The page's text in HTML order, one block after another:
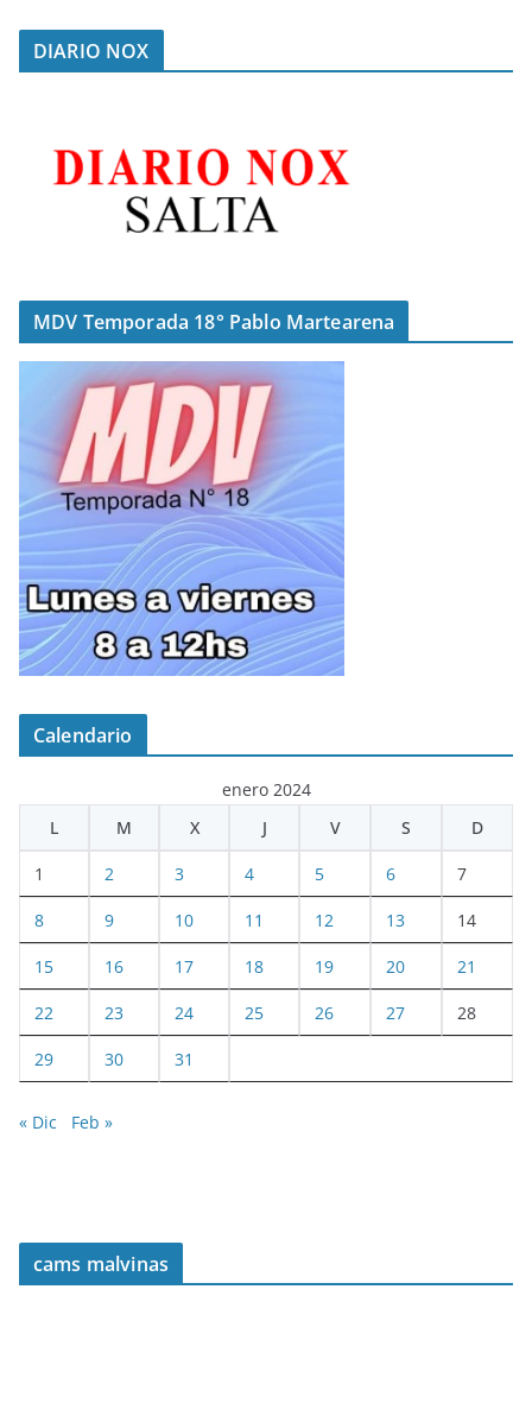
DIARIO NOX
MDV Temporada 18° Pablo Martearena
Calendario
enero 2024
L
M X J V S D
1 2 3 4 5 6 7
8 9 10 11 12 13 14
15 16 17 18 19 20 21
22 23 24 25 26 27 28
29 30 31
« Dic Feb »
cams malvinas